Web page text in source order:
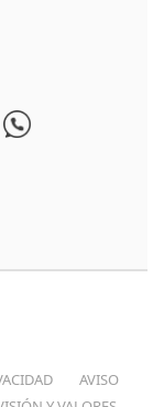
AVISO